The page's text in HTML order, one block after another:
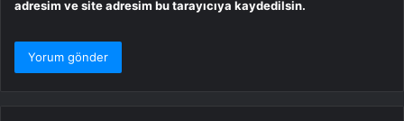
adresim ve site adresim bu tarayıcıya kaydedilsin.